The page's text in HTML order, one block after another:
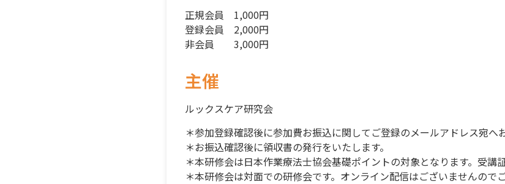
正規会員 1,000円
登録会員 2,000円
非会員 3,000円
主催
ルックスケア研究会
＊参加登録確認後に参加費お振込に関してご登録のメールアドレス宛へ
＊お振込確認後に領収書の発行をいたします。
＊本研修会は日本作業療法士協会基礎ポイントの対象となります。受講
＊本研修会は対面での研修会です。オンライン配信はございませんので